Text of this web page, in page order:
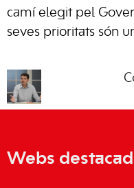
camí elegit pel
seves prioritats són
Webs